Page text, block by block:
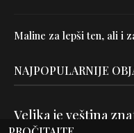
Maline za lepši ten, ali i
NAJPOPULARNIJE
Velika je veština